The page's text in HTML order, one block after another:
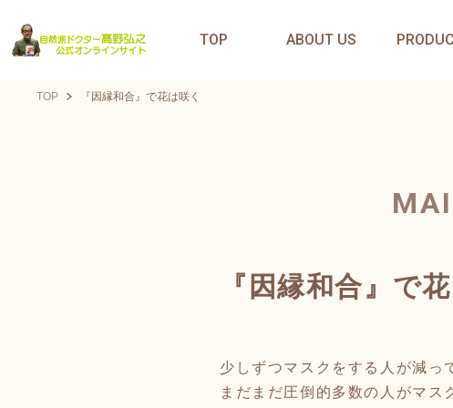
TOP ABOUT US
TOP 『因縁和合』で花は咲く
『因縁和合』で
少しずつマスクをする人が減っ
まだまだ圧倒的多数の人がマス